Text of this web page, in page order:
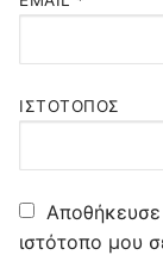
ΙΣΤΌΤΟΠΟΣ
ιστότοπο μου